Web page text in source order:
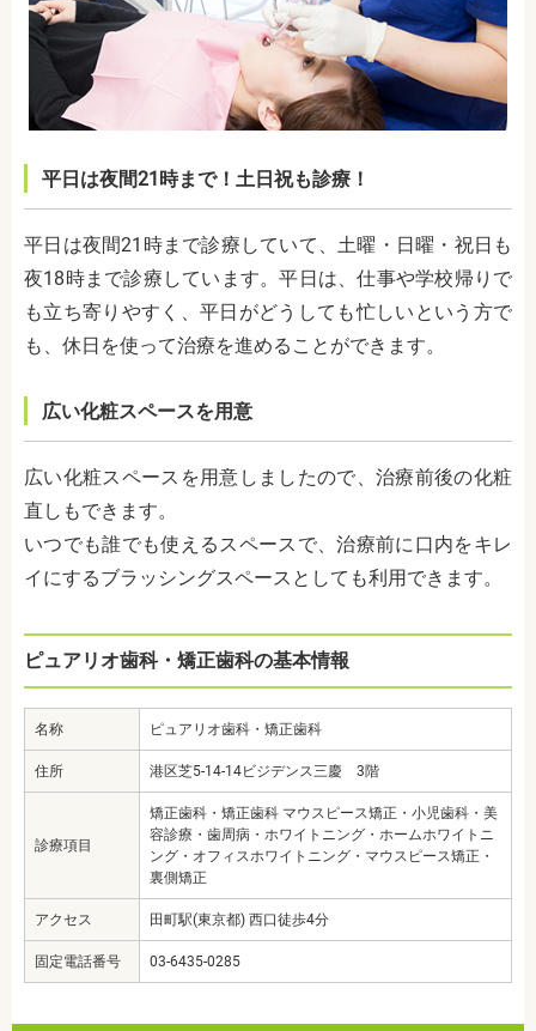
平日は夜間21時まで！土日祝も診療！
平日は夜間21時まで診療していて、土曜・日曜・祝日も
夜18時まで診療しています。平日は、仕事や学校帰りで
も立ち寄りやすく、平日がどうしても忙しいという方で
も、休日を使って治療を進めることができます。
広い化粧スペースを用意
広い化粧スペースを用意しましたので、治療前後の化粧
直しもできます。
いつでも誰でも使えるスペースで、治療前に口内をキレ
イにするブラッシングスペースとしても利用できます。
ピュアリオ歯科・矯正歯科の基本情報
名称 ピュアリオ歯科・矯正歯科
住所 港区芝5-14-14ビジデンス三慶 3階
診療項目
矯正歯科・矯正歯科 マウスピース矯正・小児歯科・美
容診療・歯周病・ホワイトニング・ホームホワイトニ
ング・オフィスホワイトニング・マウスピース矯正・
裏側矯正
アクセス 田町駅(東京都) 西口徒歩4分
固定電話番号 03-6435-0285